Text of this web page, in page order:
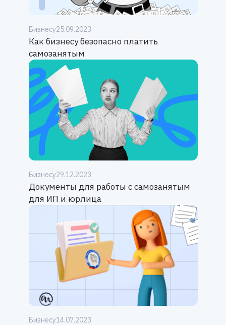
Бизнесу25.09.2023
Как бизнесу безопасно платить
самозанятым
Бизнесу29.12.2023
Документы для работы с самозанятым
для ИП и юрлица
Бизнесу14.07.2023